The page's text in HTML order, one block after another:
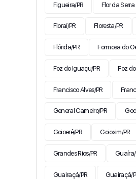
Figueira/PR Flor da Serra
Floraí/PR Floresta/PR
Flórida/PR Formosa do
Foz do Iguaçu/PR Foz
Francisco Alves/PR
General Carneiro/PR
Goioerê/PR Goioxim/PR
Grandes Rios/PR Guaíra/
Guairaçá/PR Guairaçá/